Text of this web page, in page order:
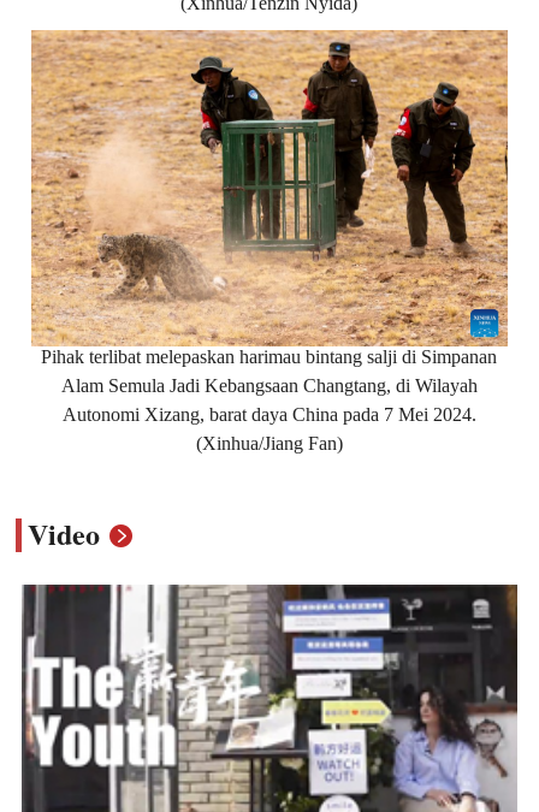
Pihak terlibat melepaskan harimau bintang salji di Simpanan
Alam Semula Jadi Kebangsaan Changtang, di Wilayah
Autonomi Xizang, barat daya China pada 7 Mei 2024.
(Xinhua/Jiang Fan)
Video